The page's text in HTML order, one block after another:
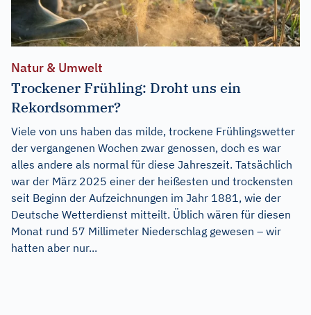
Natur & Umwelt
Trockener Frühling: Droht uns ein
Rekordsommer?
Viele von uns haben das milde, trockene Frühlingswetter
der vergangenen Wochen zwar genossen, doch es war
alles andere als normal für diese Jahreszeit. Tatsächlich
war der März 2025 einer der heißesten und trockensten
seit Beginn der Aufzeichnungen im Jahr 1881, wie der
Deutsche Wetterdienst mitteilt. Üblich wären für diesen
Monat rund 57 Millimeter Niederschlag gewesen – wir
hatten aber nur...